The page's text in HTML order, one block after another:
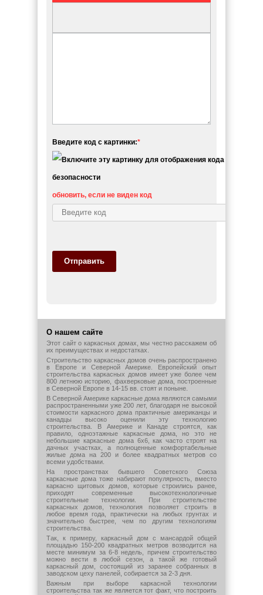
Введите код с картинки:*
обновить, если не виден код
Отправить
О нашем сайте
Этот сайт о каркасных домах, мы честно расскажем об
их преимуществах и недостатках.
Строительство каркасных домов очень распространено
в Европе и Северной Америке. Европейский опыт
строительства каркасных домов имеет уже более чем
800 летнюю историю, фахверковые дома, построенные
в Северной Европе в 14-15 вв. стоят и поныне.
В Северной Америке каркасные дома являются самыми
распространенными уже 200 лет, благодаря не высокой
стоимости каркасного дома практичные американцы и
канадцы высоко оценили эту технологию
строительства. В Америке и Канаде строятся, как
правило, одноэтажные каркасные дома, но это не
небольшие каркасные дома 6х6, как часто строят на
дачных участках, а полноценные комфортабельные
жилые дома на 200 и более квадратных метров со
всеми удобствами.
На пространствах бывшего Советского Союза
каркасные дома тоже набирают популярность, вместо
каркасно щитовых домов, которые строились ранее,
приходят современные высокотехнологичные
строительные технологии. При строительстве
каркасных домов, технология позволяет строить в
любое время года, практически на любых грунтах и
значительно быстрее, чем по другим технологиям
строительства.
Так, к примеру, каркасный дом с мансардой общей
площадью 150-200 квадратных метров возводится на
месте минимум за 6-8 недель, причем строительство
можно вести в любой сезон, а такой же готовый
каркасный дом, состоящий из заранее собранных в
заводском цеху панелей, собирается за 2-3 дня.
Важным при выборе каркасной технологии
строительства так же является тот факт, что построить